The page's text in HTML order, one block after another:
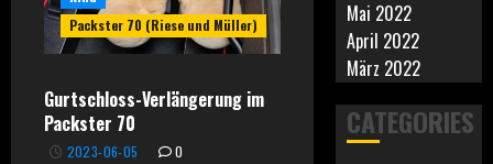
Packster 70 (Riese und Müller)
Gurtschloss-Verlängerung im
Packster 70
2023-06-05 0
Mai 2022
April 2022
März 2022
CATEGORIES